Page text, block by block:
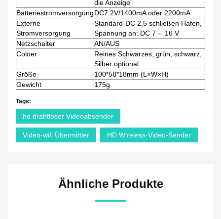
die Anzeige
BatteriestromversorgungDC7.2V/1400mA oder 2200mA
Externe
Stromversorgung
Standard-DC 2,5 schließen Hafen,
Spannung an: DC 7 -- 16 V
Netzschalter
AN/AUS
Coloer
Reines Schwarzes, grün, schwarz,
Silber optional
Größe
100*58*18mm (L×W×H)
Gewicht
175g
Tags:
hd drahtloser Videoabsender
Video-wifi Übermittler HD Wireless-Video-Sender
Ähnliche Produkte